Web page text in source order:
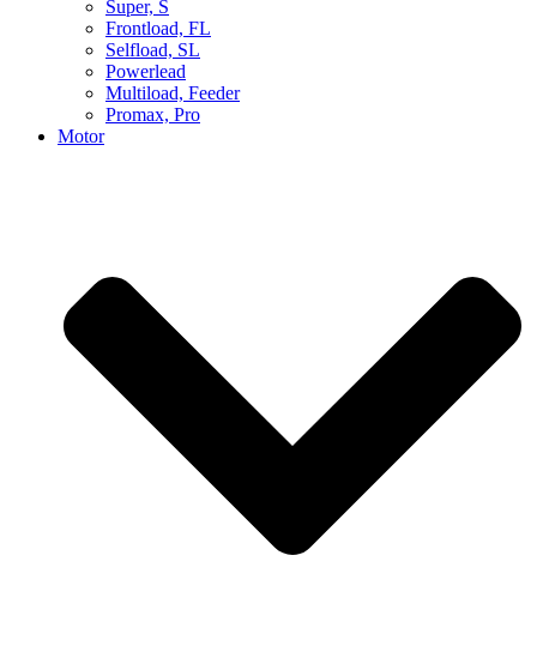
Super, S
Frontload, FL
Selfload, SL
Powerlead
Multiload, Feeder
Promax, Pro
Motor